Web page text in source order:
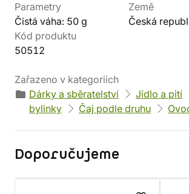
Parametry
Čistá váha: 50 g
Země
Česká
Kód produktu
50512
Zařazeno v kategoriích
Dárky a sběratelství
Jídlo a pití
bylinky
Čaj podle druhu
Doporučujeme